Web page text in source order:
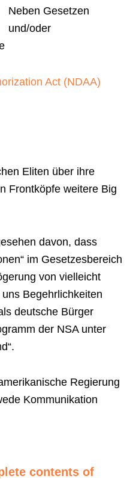
Neben Gesetzen
und/oder
Act (NDAA)
Eliten über ihre
Frontköpfe weitere Big
davon, dass
im Gesetzesbereich
von vielleicht
Begehrlichkeiten
deutsche Bürger
der NSA unter
Regierung
Kommunikation
contents of